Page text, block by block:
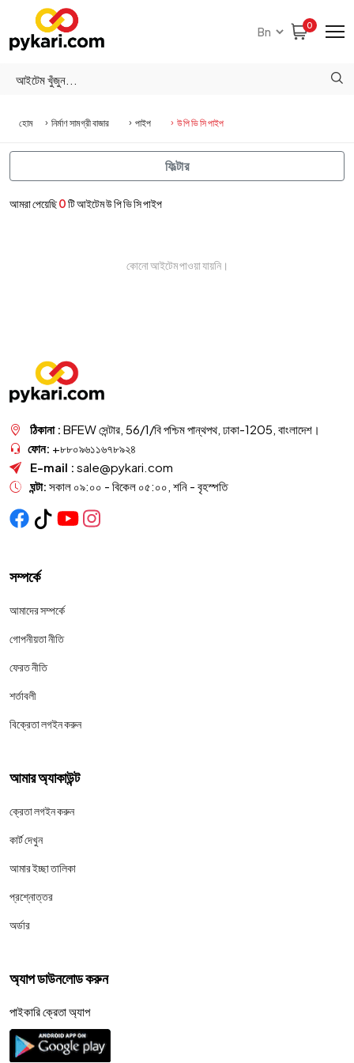
0
হোম নির্মাণ সামগ্রী বাজার পাইপ উ পি ভি সি পাইপ
আমরা পেয়েছি0টি আইটেম উ পি ভি সি পাইপ
কোনো আইটেম পাওয়া যায়নি।
ফিল্টার
ঠিকানা : BFEW সেন্টার, 56/1/বি পশ্চিম পান্থপথ, ঢাকা-1205, বাংলাদেশ।
ফোন: +৮৮০৯৬১১৬৭৮৯২৪
E-mail : sale@pykari.com
ঘন্টা: সকাল ০৯:০০ - বিকেল ০৫:০০, শনি - বৃহস্পতি
সম্পর্কে
আমাদের সম্পর্কে
গোপনীয়তা নীতি
ফেরত নীতি
শর্তাবলী
বিক্রেতা লগইন করুন
আমার অ্যাকাউন্ট
ক্রেতা লগইন করুন
কার্ট দেখুন
আমার ইচ্ছা তালিকা
প্রশ্নোত্তর
অর্ডার
অ্যাপ ডাউনলোড করুন
পাইকারি ক্রেতা অ্যাপ